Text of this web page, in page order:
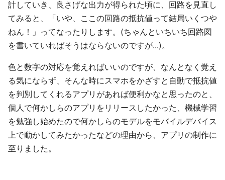
計していき、良さげな出力が得られた頃に、回路を見直し
てみると、「いや、ここの回路の抵抗値って結局いくつや
ねん！」ってなったりします。(ちゃんといちいち回路図
を書いていればそうはならないのですが...)。
色と数字の対応を覚えればいいのですが、なんとなく覚え
る気にならず、そんな時にスマホをかざすと自動で抵抗値
を判別してくれるアプリがあれば便利かなと思ったのと、
個人で何かしらのアプリをリリースしたかった、機械学習
を勉強し始めたので何かしらのモデルをモバイルデバイス
上で動かしてみたかったなどの理由から、アプリの制作に
至りました。